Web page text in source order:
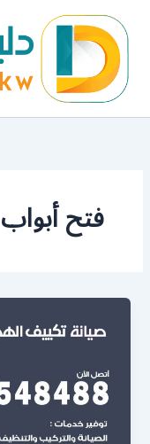
المحتوى
فتح